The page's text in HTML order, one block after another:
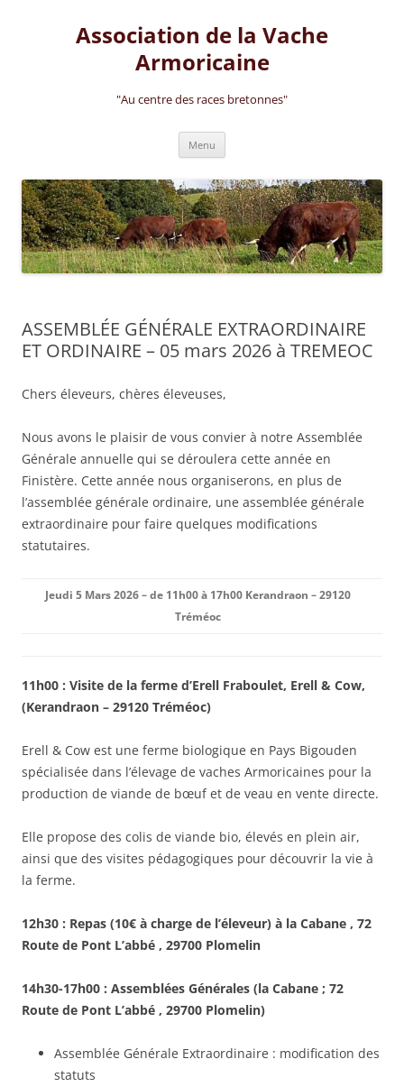
Association de la Vache
Armoricaine
"Au centre des races bretonnes"
Menu
ASSEMBLÉE GÉNÉRALE EXTRAORDINAIRE
ET ORDINAIRE – 05 mars 2026 à TREMEOC
Chers éleveurs, chères éleveuses,
Nous avons le plaisir de vous convier à notre Assemblée
Générale annuelle qui se déroulera cette année en
Finistère. Cette année nous organiserons, en plus de
l’assemblée générale ordinaire, une assemblée générale
extraordinaire pour faire quelques modifications
statutaires.
Jeudi 5 Mars 2026 – de 11h00 à 17h00 Kerandraon – 29120
Tréméoc
11h00 : Visite de la ferme d’Erell Fraboulet, Erell & Cow,
(Kerandraon – 29120 Tréméoc)
Erell & Cow est une ferme biologique en Pays Bigouden
spécialisée dans l’élevage de vaches Armoricaines pour la
production de viande de bœuf et de veau en vente directe.
Elle propose des colis de viande bio, élevés en plein air,
ainsi que des visites pédagogiques pour découvrir la vie à
la ferme.
12h30 : Repas (10€ à charge de l’éleveur) à la Cabane , 72
Route de Pont L’abbé , 29700 Plomelin
14h30-17h00 : Assemblées Générales (la Cabane ; 72
Route de Pont L’abbé , 29700 Plomelin)
Assemblée Générale Extraordinaire : modification des
statuts